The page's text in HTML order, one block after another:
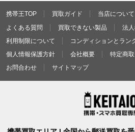
携帯王TOP 買取ガイド 当店について
よくある質問
買取できない製品
法
利用制限について
コンディションとラン
個人情報保護方針
会社概要
特定商
お問合わせ
サイトマップ